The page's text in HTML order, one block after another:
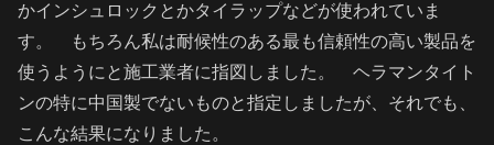
かインシュロックとかタイラップなどが使われていま
す。 もちろん私は耐候性のある最も信頼性の高い製品を
使うようにと施工業者に指図しました。 ヘラマンタイト
ンの特に中国製でないものと指定しましたが、それでも、
こんな結果になりました。